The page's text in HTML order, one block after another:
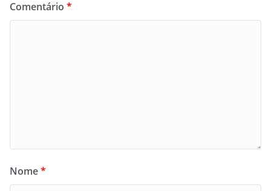
Comentário *
Nome*